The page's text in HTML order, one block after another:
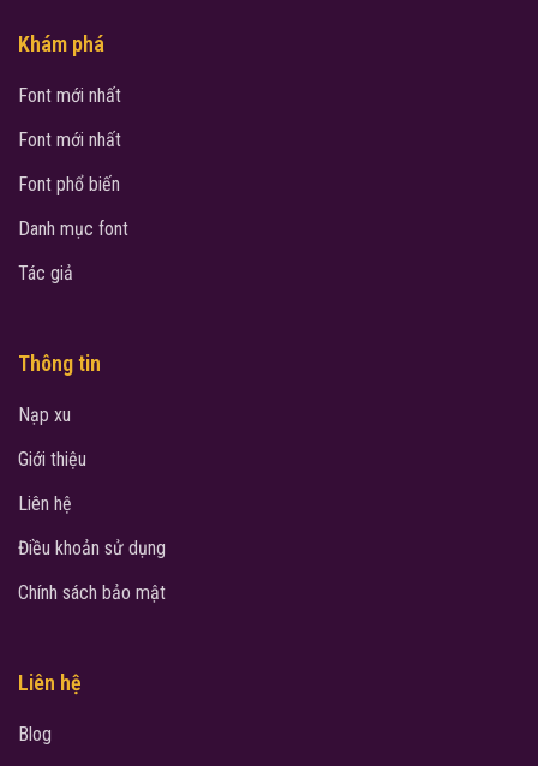
Khám phá
Font mới nhất
Font mới nhất
Font phổ biến
Danh mục font
Tác giả
Thông tin
Nạp xu
Giới thiệu
Liên hệ
Điều khoản sử dụng
Chính sách bảo mật
Liên hệ
Blog